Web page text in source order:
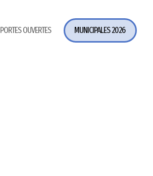
PORTES OUVERTES MUNICIPALES 2026